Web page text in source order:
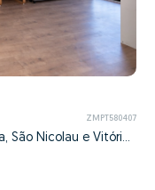
ZMPT580407
Cedofeita, Santo Ildefonso, Sé, Miragaia, São Nicolau e Vitória, Porto, Porto